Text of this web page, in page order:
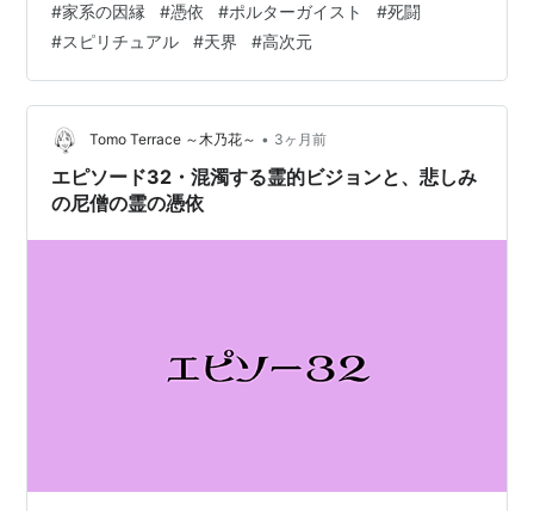
込んでいたのです。 「あなたの元カレ、今は独身だよ」
「友人は胃が弱いから気をつけて」 まるで女子トークの
ような他愛のない会話。時には、私が人に親切にすると
「優しいね、魂が成長したね」と褒めてくれることもあ
りました。 質問をすると、水しずくの音やラップ音で返
事をしてくれる。 褒められるたびに、私…
#家系の因縁 #憑依 #ポルターガイスト #死闘
#スピリチュアル #天界 #高次元
Tomo Terrace ～木乃花～ • 3ヶ月前
エピソード32・混濁する霊的ビジョンと、悲しみ
の尼僧の霊の憑依